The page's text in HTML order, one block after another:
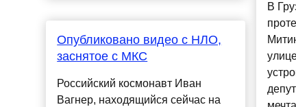
Опубликовано видео с НЛО,
заснятое с МКС
Российский космонавт Иван
Вагнер, находящийся сейчас на
В